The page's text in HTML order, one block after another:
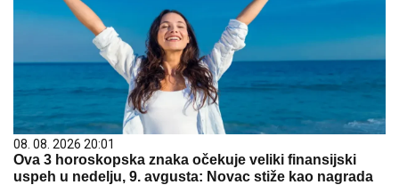
08. 08. 2026 20:01
Ova 3 horoskopska znaka očekuje veliki finansijski
uspeh u nedelju, 9. avgusta: Novac stiže kao nagrada